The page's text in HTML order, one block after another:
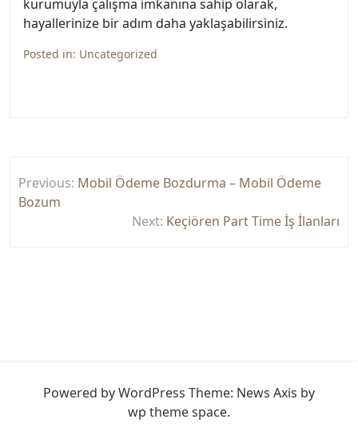
kurumuyla çalışma imkanına sahip olarak,
hayallerinize bir adım daha yaklaşabilirsiniz.
Posted in: Uncategorized
gezinmesi
Previous: Mobil Ödeme Bozdurma – Mobil Ödeme
Bozum
Next: Keçiören Part Time İş İlanları
Powered by WordPress Theme: News Axis by
wp theme space.